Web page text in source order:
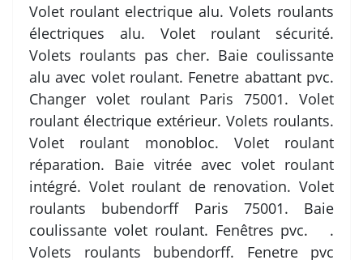
Volet roulant electrique alu. Volets roulants
électriques alu. Volet roulant sécurité.
Volets roulants pas cher. Baie coulissante
alu avec volet roulant. Fenetre abattant pvc.
Changer volet roulant Paris 75001. Volet
roulant électrique extérieur. Volets roulants.
Volet roulant monobloc. Volet roulant
réparation. Baie vitrée avec volet roulant
intégré. Volet roulant de renovation. Volet
roulants bubendorff Paris 75001. Baie
coulissante volet roulant. Fenêtres pvc. .
Volets roulants bubendorff. Fenetre pvc